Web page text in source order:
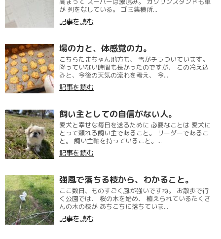
が 列をなしている。 ゴミ集積所...
記事を読む
場の力と、体感覚の力。
こちらたまちゃん地方も、 雪がチラついています。
降っていない時間も長かったのですが、 この冷え込
みと、今後の天気の流れを考え、 今...
記事を読む
飼い主としての自信がない人。
愛犬と幸せな毎日を送るために 必要なことは 愛犬に
とって頼れる飼い主であること。 リーダーであるこ
と。 飼い主軸を持っていること。...
記事を読む
強風で落ちる枝から、わかること。
ここ数日、ものすごく風が強いですね。 お散歩で行
く公園では、 桜の木を始め、 植えられているたくさ
んの木の枝が あちこちに落ちていま...
記事を読む